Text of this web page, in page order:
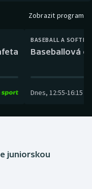
Zobrazit program
BASEBALL A
Baseballová
Dnes, 12:55-16:15
juniorskou